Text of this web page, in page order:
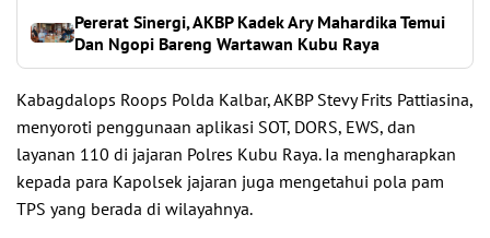
Pererat Sinergi, AKBP Kadek Ary Mahardika Temui
Dan Ngopi Bareng Wartawan Kubu Raya
Kabagdalops Roops Polda Kalbar, AKBP Stevy Frits Pattiasina,
menyoroti penggunaan aplikasi SOT, DORS, EWS, dan
layanan 110 di jajaran Polres Kubu Raya. Ia mengharapkan
kepada para Kapolsek jajaran juga mengetahui pola pam
TPS yang berada di wilayahnya.